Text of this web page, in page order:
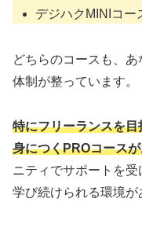
デジハクMINIコー
どちらのコースも、
体制が整っています。
特にフリーランスを
身につくPROコース
ニティでサポートを
学び続けられる環境が